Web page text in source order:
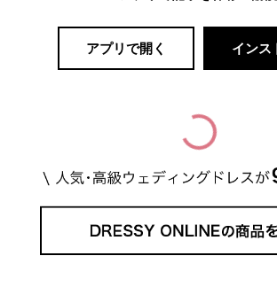
アプリで開く インス